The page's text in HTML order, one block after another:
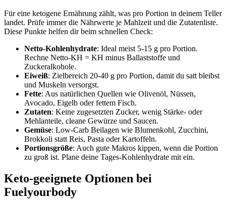
Für eine ketogene Ernährung zählt, was pro Portion in deinem Teller
landet. Prüfe immer die Nährwerte je Mahlzeit und die Zutatenliste.
Diese Punkte helfen dir beim schnellen Check:
Netto-Kohlenhydrate: Ideal meist 5-15 g pro Portion.
Rechne Netto-KH = KH minus Ballaststoffe und
Zuckeralkohole.
Eiweiß: Zielbereich 20-40 g pro Portion, damit du satt bleibst
und Muskeln versorgst.
Fette: Aus natürlichen Quellen wie Olivenöl, Nüssen,
Avocado, Eigelb oder fettem Fisch.
Zutaten: Keine zugesetzten Zucker, wenig Stärke- oder
Mehlanteile, cleane Gewürze und Saucen.
Gemüse: Low-Carb Beilagen wie Blumenkohl, Zucchini,
Brokkoli statt Reis, Pasta oder Kartoffeln.
Portionsgröße: Auch gute Makros kippen, wenn die Portion
zu groß ist. Plane deine Tages-Kohlenhydrate mit ein.
Keto-geeignete Optionen bei
Fuelyourbody